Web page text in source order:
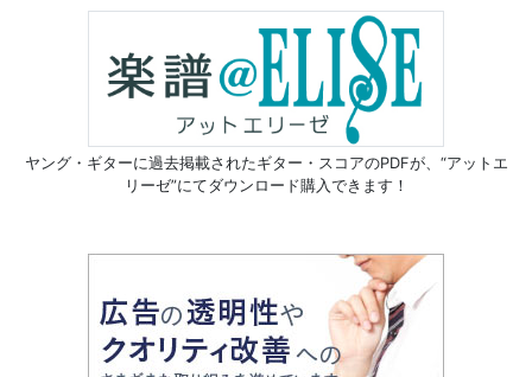
ヤング・ギターに過去掲載されたギター・スコアのPDFが、 “アットエ
リーゼ”にてダウンロード購入できます！